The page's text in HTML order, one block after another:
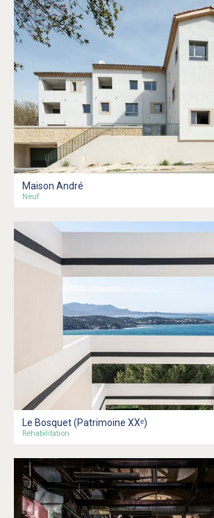
Maison André
Neuf
Le Bosquet (Patrimoine XXᵉ)
Réhabilitation